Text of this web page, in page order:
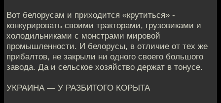
Вот белорусам и приходится «крутиться» -
конкурировать своими тракторами, грузовиками и
холодильниками с монстрами мировой
промышленности. И белорусы, в отличие от тех же
прибалтов, не закрыли ни одного своего большого
завода. Да и сельское хозяйство держат в тонусе.
УКРАИНА — У РАЗБИТОГО КОРЫТА